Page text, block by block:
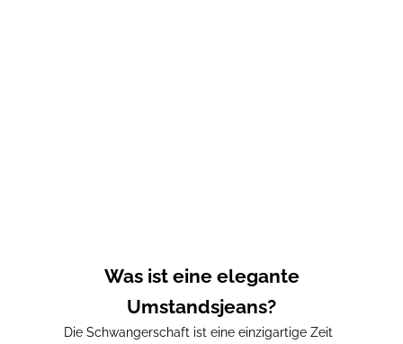
Was ist eine elegante
Umstandsjeans?
Die Schwangerschaft ist eine einzigartige Zeit